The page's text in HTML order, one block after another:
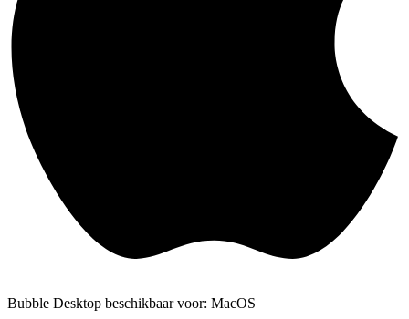
Bubble Desktop beschikbaar voor: MacOS